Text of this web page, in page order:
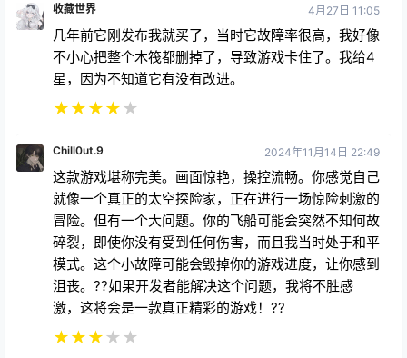
收藏世界 4月27日 11:05
几年前它刚发布我就买了，当时它故障率很高，我好像
不小心把整个木筏都删掉了，导致游戏卡住了。我给4
星，因为不知道它有没有改进。
★★★★★
Chill0ut.9 2024年11月14日 22:49
这款游戏堪称完美。画面惊艳，操控流畅。你感觉自己
就像一个真正的太空探险家，正在进行一场惊险刺激的
冒险。但有一个大问题。你的飞船可能会突然不知何故
碎裂，即使你没有受到任何伤害，而且我当时处于和平
模式。这个小故障可能会毁掉你的游戏进度，让你感到
沮丧。??如果开发者能解决这个问题，我将不胜感
激，这将会是一款真正精彩的游戏！??
★★★★ ★